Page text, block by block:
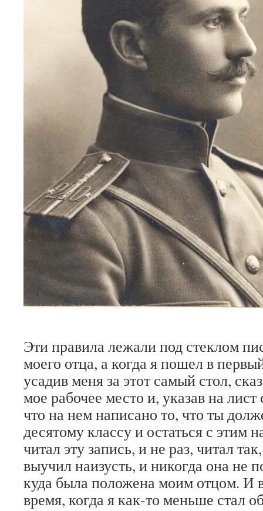
Эти правила лежали под стеклом
моего отца, а когда я пошел в
усадив меня за этот самый стол,
мое рабочее место и, указав на лист
что на нем написано то, что ты
десятому классу и остаться с этим
читал эту запись, и не раз, читал
выучил наизусть, и никогда она не
куда была положена моим отцом. И
время, когда я как-то меньше стал